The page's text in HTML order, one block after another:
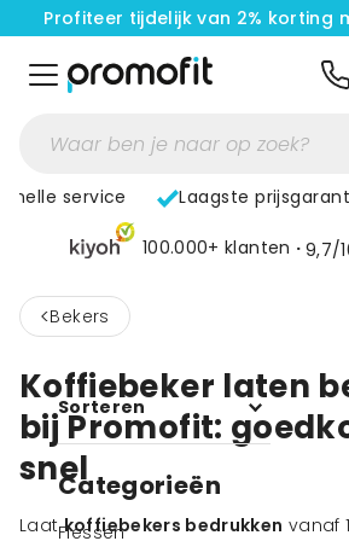
Profiteer tijdelijk van 2% korting
Snelle service Laagste
100.000+ klanten 9,7/
< Bekers
Sorteren
Categorieën
Flessen
Koffiebeker laten
bij Promofit:
snel
Laatkoffiebekers bedrukken vanaf